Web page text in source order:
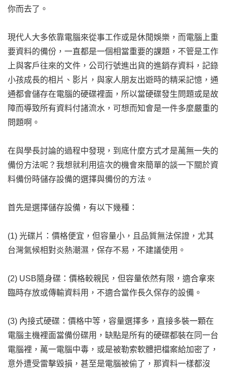
你而去了。
現代人大多依靠電腦來從事工作或是休閒娛樂，而電腦上重
要資料的備份，一直都是一個相當重要的課題，不管是工作
上與客戶往來的文件，公司行號進出貨的進銷存資料，記錄
小孩成長的相片、影片，與家人朋友出遊時的精采記憶，通
通都會儲存在電腦的硬碟裡面，所以當硬碟發生問題或是故
障而導致所有資料付諸流水，可想而知會是一件多麼嚴重的
問題啊。
在與學長討論的過程中發現，到底什麼方式才是萬無一失的
備份方法呢？我想就利用這次的機會來簡單的談一下關於資
料備份時儲存設備的選擇與備份的方法。
首先是選擇儲存設備，有以下幾種：
(1) 光碟片：價格便宜，但容量小，且品質無法保證，尤其
台灣氣候相對炎熱潮濕，保存不易，不建議使用。
(2) USB隨身碟：價格較親民，但容量依然有限，適合拿來
臨時存放或傳輸資料用，不適合當作長久保存的設備。
(3) 內接式硬碟：價格中等，容量選擇多，直接多裝一顆在
電腦主機裡面當備份碟用，缺點是所有的硬碟都裝在同一台
電腦裡，萬一電腦中毒，或是被勒索軟體把檔案給加密了，
意外遭受雷擊毀損，甚至是電腦被偷了，那資料一樣都沒